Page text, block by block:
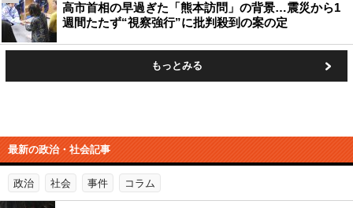
高市首相の早過ぎた「熊本訪問」の背景…震災から1
週間たたず“視察強行”に批判殺到の案の定
もっとみる
最新の政治・社会記事
政治 社会 事件 コラム